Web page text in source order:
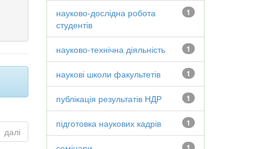
далі
1
науково-дослідна робота
студентів
1
науково-технічна діяльність
1
наукові школи факультетів
1
публікація результатів НДР
1
підготовка наукових кадрів